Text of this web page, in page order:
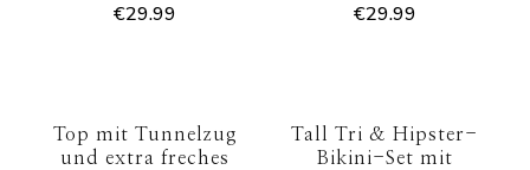
€29.99 €29.99
Top mit Tunnelzug
und extra freches
Tall Tri & Hipster-
Bikini-Set mit